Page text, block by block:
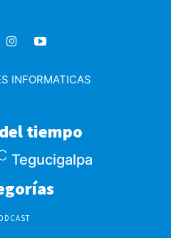
INFORMATICAS
tiempo
Tegucigalpa